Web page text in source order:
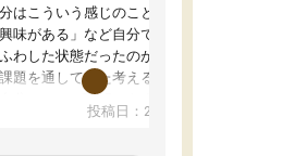
はこういう感じのことがしたい」
興味がある」など自分で自己分析をし
わした状態だったのが、コーチと話
題を通してまた考えることで、もっ
自分のことが理解できました。いつで
きるので、そこも1つの魅力です。ま
投稿日：2024年10月31日